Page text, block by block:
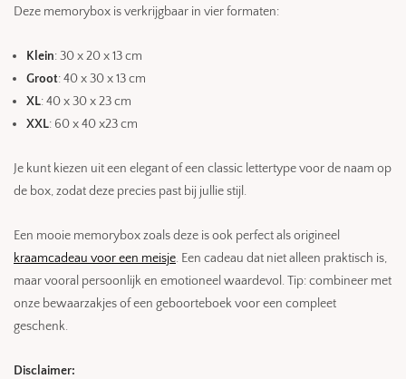
Deze memorybox is verkrijgbaar in vier formaten:
Klein: 30 x 20 x 13 cm
Groot: 40 x 30 x 13 cm
XL: 40 x 30 x 23 cm
XXL: 60 x 40 x23 cm
Je kunt kiezen uit een elegant of een classic lettertype voor de naam op
de box, zodat deze precies past bij jullie stijl.
Een mooie memorybox zoals deze is ook perfect als origineel
kraamcadeau voor een meisje. Een cadeau dat niet alleen praktisch is,
maar vooral persoonlijk en emotioneel waardevol. Tip: combineer met
onze bewaarzakjes of een geboorteboek voor een compleet
geschenk.
Disclaimer: